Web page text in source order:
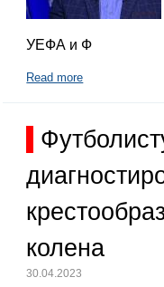
УЕФА и Ф
Read more
колена
30.04.2023